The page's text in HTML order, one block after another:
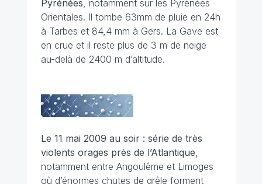
Pyrénées, notamment sur les Pyrénées
Orientales. Il tombe 63mm de pluie en 24h
à Tarbes et 84,4 mm à Gers. La Gave est
en crue et il reste plus de 3 m de neige
au-delà de 2400 m d’altitude.
Le 11 mai 2009 au soir : série de très
violents orages près de l’Atlantique,
notamment entre Angoulême et Limoges
où d’énormes chutes de grêle forment